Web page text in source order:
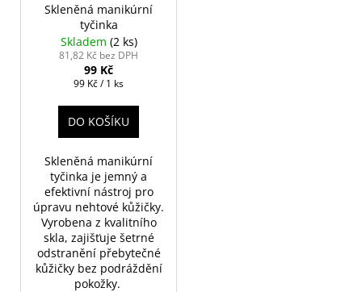
Skleněná manikúrní
tyčinka
Skladem (2 ks)
81,82 Kč bez DPH
99 Kč
Měrná
99 Kč / 1 ks
DO KOŠÍKU
Skleněná manikúrní
tyčinka je jemný a
efektivní nástroj pro
úpravu nehtové kůžičky.
Vyrobena z kvalitního
skla, zajišťuje šetrné
odstranění přebytečné
kůžičky bez podráždění
pokožky.